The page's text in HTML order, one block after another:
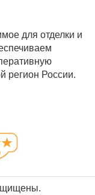
для отделки и
регион России.